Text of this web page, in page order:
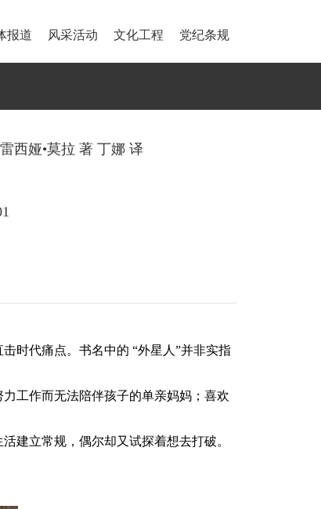
报道 风采活动 文化工程 党纪条规
西娅•莫拉 著 丁娜 译
时代痛点。书名中的 “外星人”并非实指
工作而无法陪伴孩子的单亲妈妈；喜欢
建立常规，偶尔却又试探着想去打破。